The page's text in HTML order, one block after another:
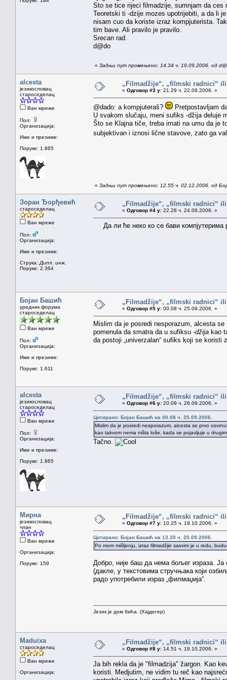
Sto se tice rijeci filmadzije, sumnjam da ces
Teoretski ti -dzije mozes upotrijebiti, a da li
nisam cuo da koriste izraz kompjuterista.
tim bave. Ali pravilo je pravilo.
Srecan rad.
d@do
« Задњи пут промењено: 14.34 ч. 19.09.2006. од
alcesta
језикословац
староседелац
Ван мреже
Пол:
Организација:
Име и презиме:
Поруке: 1.865
„Filmadžije“, „filmski radnici“
« Одговор #3 у: 21.29 ч. 22.09.2006. »
@dado: a kompjuteraš?
Pretpostavljam
U svakom slučaju, meni sufiks -džija deluje
Što se Klajna tiče, treba imati na umu da je
subjektivan i iznosi lične stavove, zato ga
« Задњи пут промењено: 12.55 ч. 02.12.2006. од
Зоран Ђорђевић
староседелац
Ван мреже
Пол:
Организација:
Име и презиме:
Струка: Дипл. инж.
Поруке: 2.364
„Filmadžije“, „filmski radnici“
« Одговор #4 у: 22.28 ч. 24.09.2006. »
Да ли ће неко ко се бави компјутерима
Бојан Башић
уредник форума
староседелац
Ван мреже
Пол:
Организација:
Име и презиме:
Поруке: 1.611
„Filmadžije“, „filmski radnici“
« Одговор #5 у: 00.08 ч. 25.09.2006. »
Mislim da je posredi nesporazum, alcesta
pomenula da smatra da u sufiksu -džija kao
da postoji „univerzalan“ sufiks koji se koristi
alcesta
језикословац
староседелац
Ван мреже
Пол:
Организација:
Име и презиме:
Поруке: 1.865
„Filmadžije“, „filmski radnici“
« Одговор #6 у: 20.09 ч. 26.09.2006. »
Цитирано: Бојан Башић на 00.08 ч. 25.09.2006.
Mislim da je posredi nesporazum, alcesta se prvo
kao takvom nema ništa loše, kada se pojavljuje u
Tačno.
Мирна
језикословац
члан
Ван мреже
Организација:
Поруке: 159
„Filmadžije“, „filmski radnici“
« Одговор #7 у: 10.25 ч. 19.10.2006. »
Цитирано: Бојан Башић на 13.20 ч. 25.09.2006.
Po mom mišljenju, izraz filmadžije sasvim je u redu,
Добро, није баш да нема бољег израза.
(дакле, у текстовима стручњака који
радо употребили израз „филмаџија“.
Језик је дом бића. (Хајдегер)
Maduixa
староседелац
Ван мреже
Организација:
„Filmadžije“, „filmski radnici“
« Одговор #8 у: 14.51 ч. 19.10.2006. »
Ja bih rekla da je "filmadzija" žargon. Kao
koristi. Medjutim, ne vidim tu reč kao